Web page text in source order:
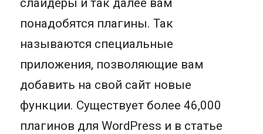
слайдеры и так далее вам
понадобятся плагины. Так
называются специальные
приложения, позволяющие вам
добавить на свой сайт новые
функции. Существует более 46,000
плагинов для WordPress и в статье